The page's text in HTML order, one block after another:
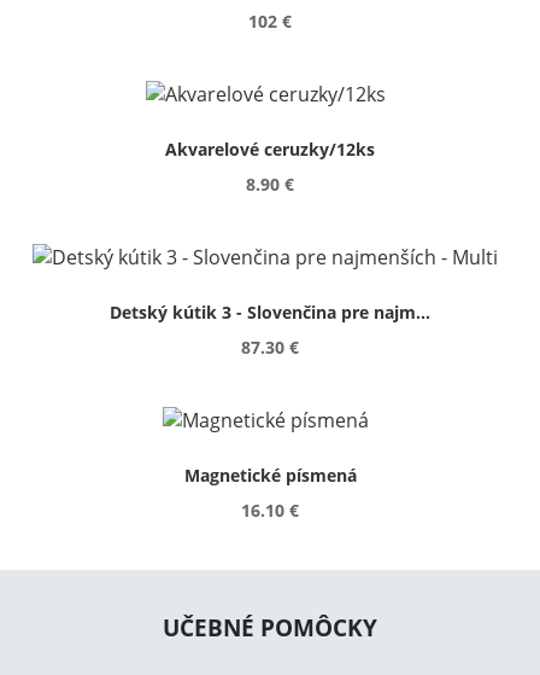
102 €
Akvarelové ceruzky/12ks
8.90 €
Detský kútik 3 - Slovenčina pre najm...
87.30 €
Magnetické písmená
16.10 €
UČEBNÉ POMÔCKY